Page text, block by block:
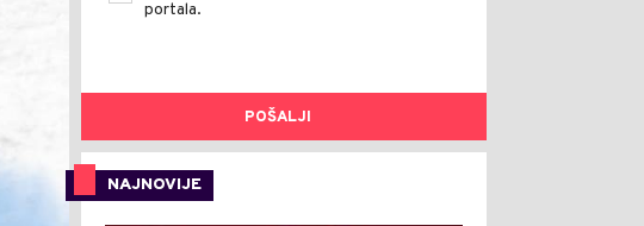
portala.
POŠALJI
NAJNOVIJE